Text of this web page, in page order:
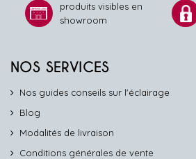
produits visibles en
showroom
NOS SERVICES
Nos guides conseils sur l'éclairage
Blog
Modalités de livraison
Conditions générales de vente